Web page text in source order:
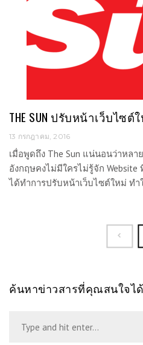
THE SUN ปรับหน้าเว็บไซ
13 กรกฎาคม, 2016
เมื่อพูดถึง The Sun แน่นอนว่าหล
อังกฤษคงไม่มีใครไม่รู้จัก Website
ได้ทำการปรับหน้าเว็บไซต์ใหม่ ท
ค้นหาข่าวสารที่คุณสนใจไ